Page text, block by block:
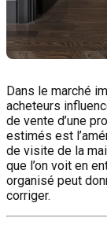
Dans le marché
acheteurs
de vente d’une
estimés est
de visite de la
que l’on voit en
organisé peut
corriger.